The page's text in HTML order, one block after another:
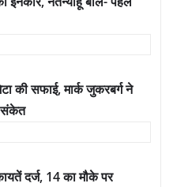
की सफाई, मार्क जुकरबर्ग ने
संकेत
दर्ज, 14 का मौके पर